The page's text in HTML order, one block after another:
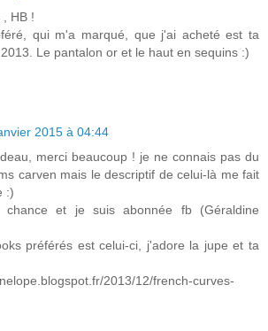
, HB !
qui m'a marqué, que j'ai acheté est ta
Le pantalon or et le haut en sequins :)
2015 à 04:44
merci beaucoup ! je ne connais pas du
carven mais le descriptif de celui-là me fait
:)
et je suis abonnée fb (Géraldine
préférés est celui-ci, j'adore la jupe et ta
2013/12/french-curves-